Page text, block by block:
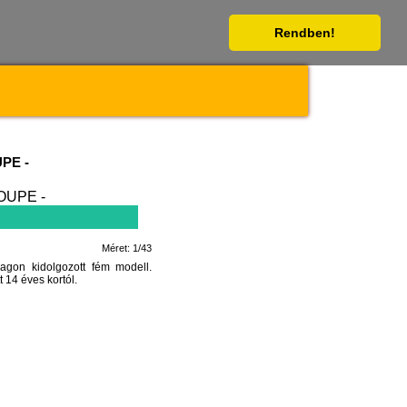
Rendben!
-
Méret: 1/43
kidolgozott fém modell.
14 éves kortól.